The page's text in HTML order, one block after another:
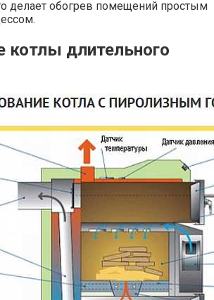
делает обогрев помещений простым
котлы длительного